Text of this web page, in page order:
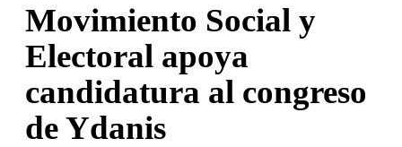
Movimiento Social y
Electoral apoya
candidatura al congreso
de Ydanis